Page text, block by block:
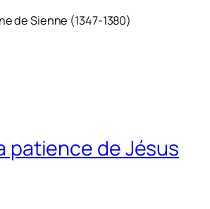
de Sienne (1347-1380)
patience de Jésus